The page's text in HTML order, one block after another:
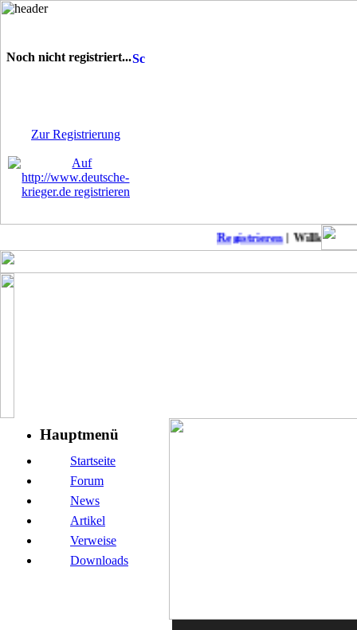
Registrieren|
Hauptmenü
Startseite
Forum
News
Artikel
Verweise
Downloads
Noch nicht registriert...
Zur Registrierung